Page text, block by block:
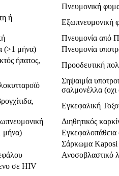
Πνευμονική
ή
Εξωπνευμονική
Πνευμονία από
(>1 μήνα)
Πνευμονία
ήπατος,
Προοδευτική
Σηψαιμία
σαλμονέλλα
Εγκεφαλική
Διηθητικός
μήνα)
Σάρκωμα Kaposi
Ανοσοβλαστικό
σε HIV